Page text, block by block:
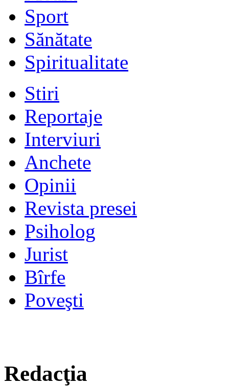
Sport
Sănătate
Spiritualitate
Stiri
Reportaje
Interviuri
Anchete
Opinii
Revista presei
Psiholog
Jurist
Bîrfe
Poveşti
Redacţia